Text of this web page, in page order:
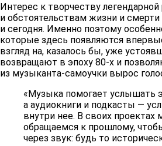
Интерес к творчеству
и обстоятельствам жизни и смерти
и сегодня. Именно поэтому
которые здесь появляются
взгляд на, казалось бы, уже
возвращают в эпоху 80-х и
из музыканта-самоучки вырос
«Музыка помогает услышать
а аудиокниги и подкасты —
внутри нее. В своих проектах
обращаемся к прошлому,
через звук: будь то